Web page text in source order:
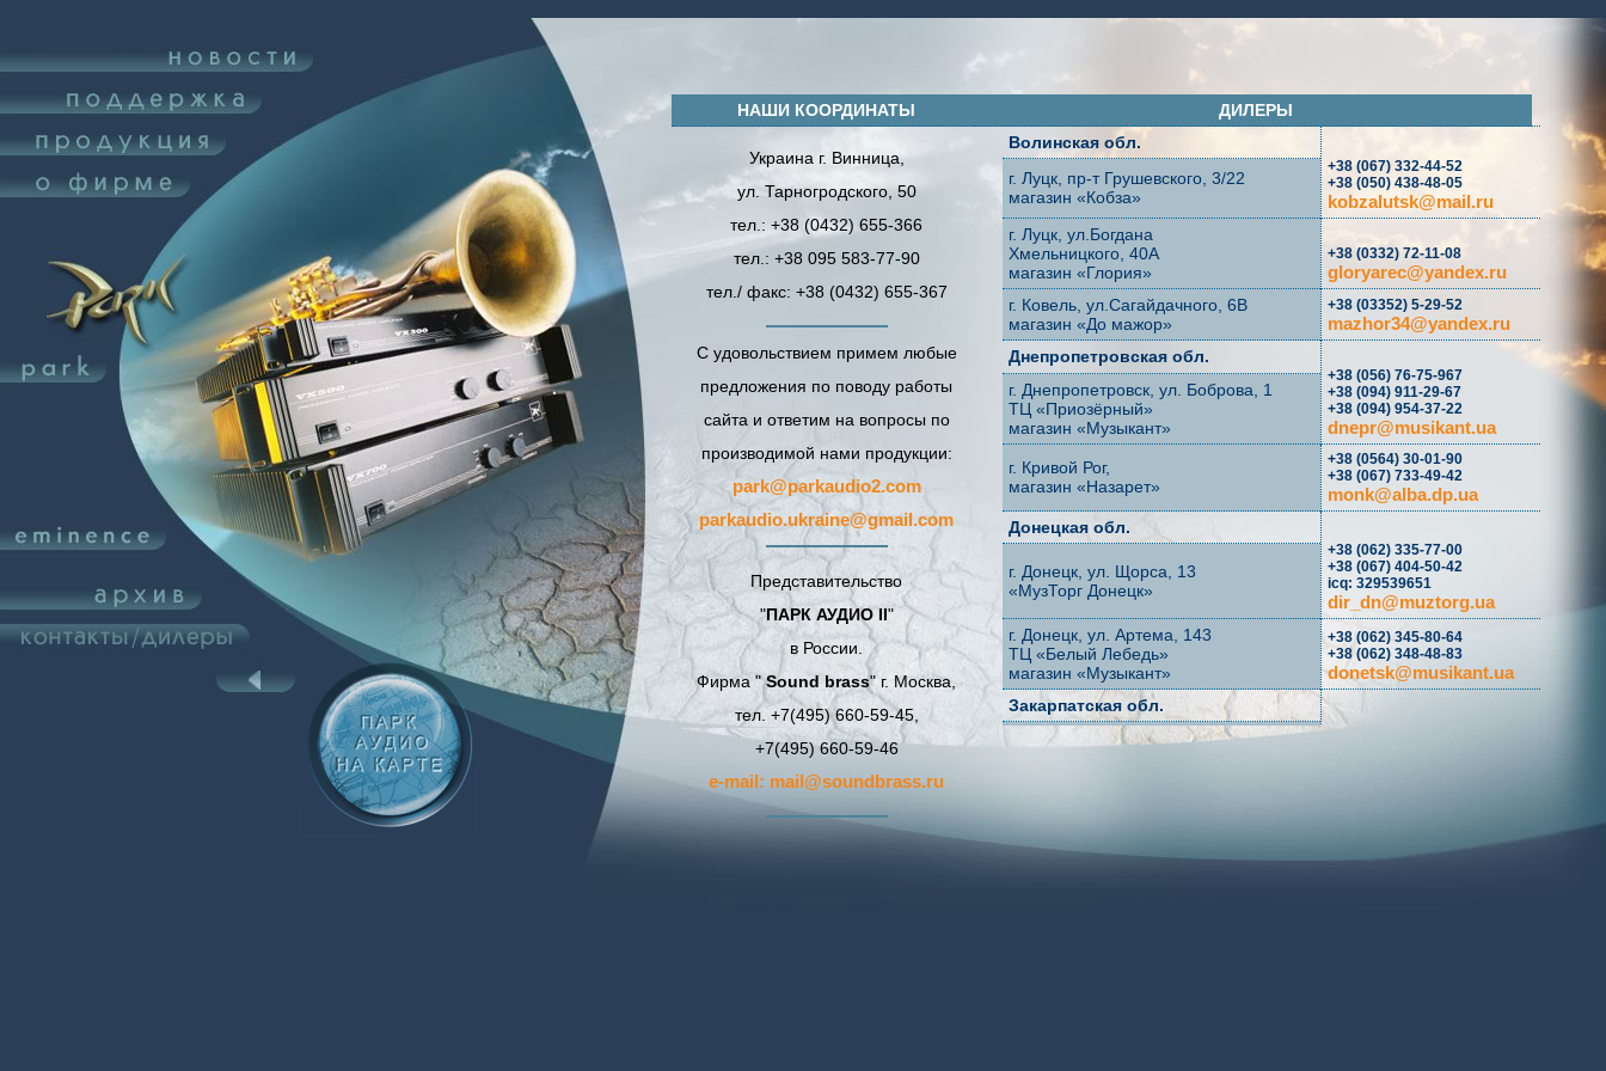
Украина г. Винница,
ул. Тарногродского, 50
тел.: +38 (0432) 655-366
тел.: +38 095 583-77-90
тел./ факс: +38 (0432) 655-367
С удовольствием примем любые
предложения по поводу работы
сайта и ответим на вопросы по
производимой нами продукции:
park@parkaudio2.com
parkaudio.ukraine@gmail.com
Представительство
"ПАРК АУДИО II"
в России.
Фирма "Sound brass" г. Москва,
тел. +7(495) 660-59-45,
+7(495) 660-59-46
e-mail: mail@soundbrass.ru
НАШИ КООРДИНАТЫ
ДИЛЕРЫ
Волинская обл.
+38 (067) 332-44-52
+38 (050) 438-48-05
kobzalutsk@mail.ru
г. Луцк, пр-т Грушевского, 3/22
магазин «Кобза»
г. Луцк, ул.Богдана
Хмельницкого, 40А
магазин «Глория»
+38 (0332) 72-11-08
gloryarec@yandex.ru
г. Ковель, ул.Сагайдачного, 6В
магазин «До мажор»
+38 (03352) 5-29-52
mazhor34@yandex.ru
Днепропетровская обл.
+38 (056) 76-75-967
+38 (094) 911-29-67
+38 (094) 954-37-22
dnepr@musikant.ua
г. Днепропетровск, ул. Боброва, 1
ТЦ «Приозёрный»
магазин «Музыкант»
г. Кривой Рог,
магазин «Назарет»
+38 (0564) 30-01-90
+38 (067) 733-49-42
monk@alba.dp.ua
Донецкая обл.
+38 (062) 335-77-00
+38 (067) 404-50-42
icq: 329539651
dir_dn@muztorg.ua
г. Донецк, ул. Щорса, 13
«МузТорг Донецк»
г. Донецк, ул. Артема, 143
ТЦ «Белый Лебедь»
магазин «Музыкант»
+38 (062) 345-80-64
+38 (062) 348-48-83
donetsk@musikant.ua
Закарпатская обл.
+38 (0312) 61-52-47
г. Ужгород, пр-т Свободи, 31/17
music.com.ua
г. Запорожье, ул. Сталеваров, 1A
магазин «Озон мьюзик»